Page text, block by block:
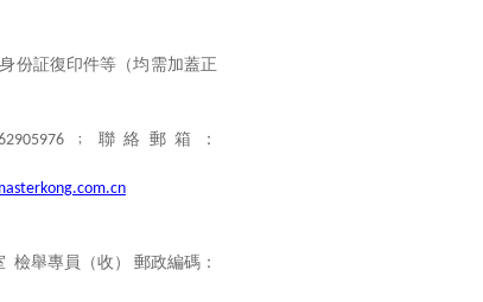
份証復印件等（均需加蓋正
﹔聯絡郵箱：
檢舉專員（收）
郵政編碼：